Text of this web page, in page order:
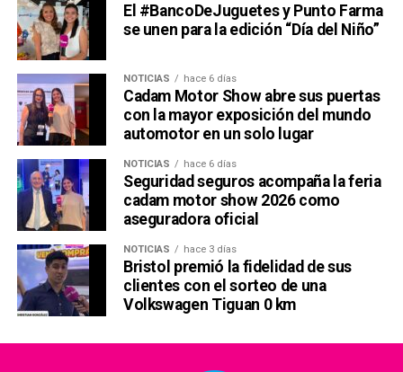
El #BancoDeJuguetes y Punto Farma
se unen para la edición “Día del Niño”
NOTICIAS hace 6 días
Cadam Motor Show abre sus puertas
con la mayor exposición del mundo
automotor en un solo lugar
NOTICIAS hace 6 días
Seguridad seguros acompaña la feria
cadam motor show 2026 como
aseguradora oficial
NOTICIAS hace 3 días
Bristol premió la fidelidad de sus
clientes con el sorteo de una
Volkswagen Tiguan 0 km